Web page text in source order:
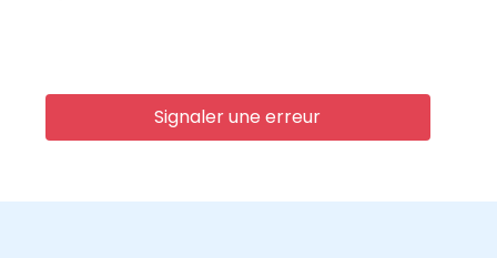
Signaler une erreur